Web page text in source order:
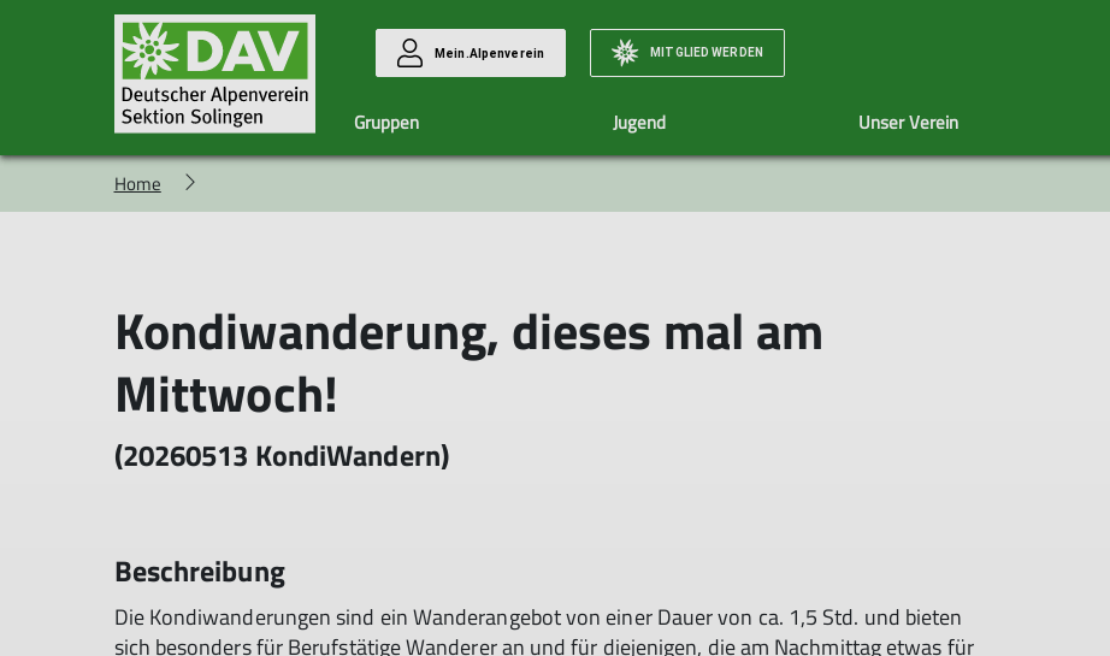
Mein.Alpenverein MITGLIED WERDEN
Gruppen
Familiengruppe Hochtourengruppe Langstreckenwandern Wandern15km+
Wandern
Naturerlebnisgruppe
Jugend
Das Team Unsere Termine Über Uns
Unser Verein
Ehrenamt Mitgliedschaft
Home
Kondiwanderung, dieses mal am
Mittwoch!
(20260513 KondiWandern)
Beschreibung
Die Kondiwanderungen sind ein Wanderangebot von einer Dauer von ca. 1,5 Std. und bieten
sich besonders für Berufstätige Wanderer an und für diejenigen, die am Nachmittag etwas für